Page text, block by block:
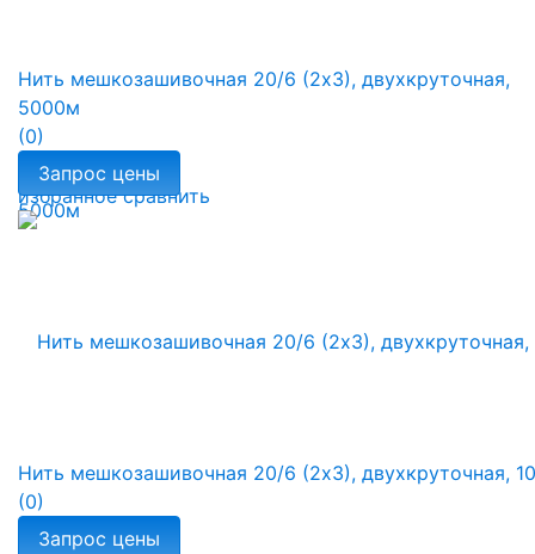
избранное сравнить
Нить мешкозашивочная 20/6 (2х3), двухкруточная,
5000м
(0)
Нить мешкозашивочная 20/6 (2х3), двухкруточная,
(0)